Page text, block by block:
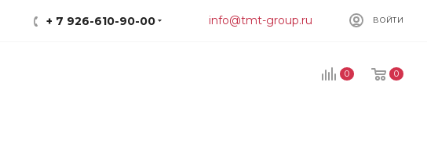
+ 7 926-610-90-00 info@tmt-group.ru ВОЙТИ
0 0